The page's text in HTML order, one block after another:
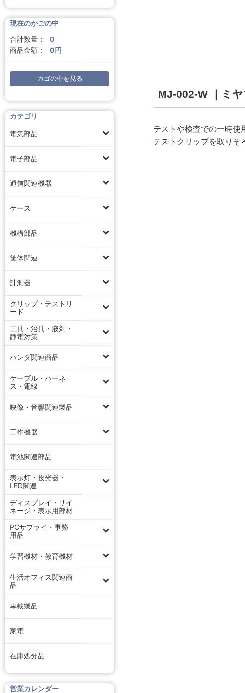
現在のかごの中
合計数量：
0
商品金額：
0円
カゴの中を見る
カテゴリ
電気部品
電子部品
通信関連機器
ケース
機構部品
筐体関連
計測器
クリップ・テストリ
ード
工具・治具・液剤・
静電対策
ハンダ関連商品
ケーブル・ハーネ
ス・電線
映像・音響関連製品
工作機器
電池関連部品
表示灯・投光器・
LED関連
ディスプレイ・サイ
ネージ・表示用部材
PCサプライ・事務
用品
学習機材・教育機材
生活オフィス関連商
品
車載製品
家電
在庫処分品
営業カレンダー
MJ-002-W ｜ミ
テストや検査での一時使
テストクリップを取りそ